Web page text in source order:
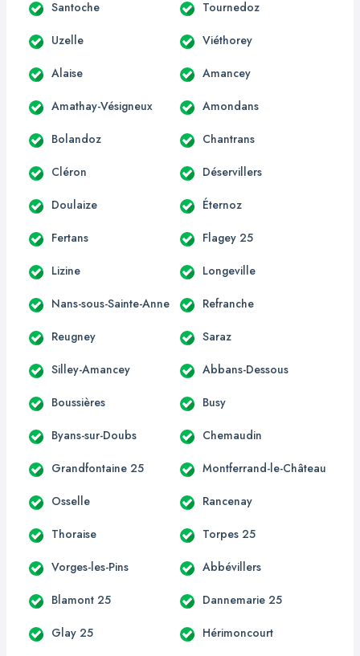
Santoche Tournedoz
Uzelle Viéthorey
Alaise Amancey
Amathay-Vésigneux Amondans
Bolandoz Chantrans
Cléron Déservillers
Doulaize Éternoz
Fertans Flagey 25
Lizine Longeville
Nans-sous-Sainte-Anne Refranche
Reugney Saraz
Silley-Amancey Abbans-Dessous
Boussières Busy
Byans-sur-Doubs Chemaudin
Grandfontaine 25 Montferrand-le-Château
Osselle Rancenay
Thoraise Torpes 25
Vorges-les-Pins Abbévillers
Blamont 25 Dannemarie 25
Glay 25 Hérimoncourt